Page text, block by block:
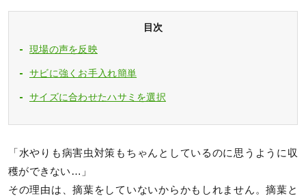
目次
現場の声を反映
サビに強くお手入れ簡単
サイズに合わせたハサミを選択
「水やりも病害虫対策もちゃんとしているのに思うように収
穫ができない…」
その理由は、摘葉をしていないからかもしれません。摘葉と